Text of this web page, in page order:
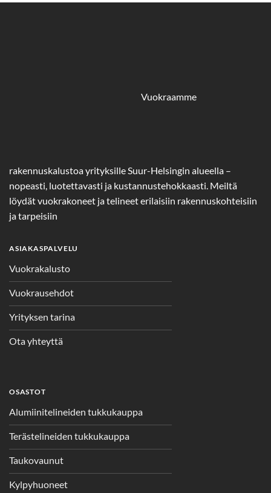
Vuokraamme
rakennuskalustoa yrityksille Suur-Helsingin alueella –
nopeasti, luotettavasti ja kustannustehokkaasti. Meiltä
löydät vuokrakoneet ja telineet erilaisiin rakennuskohteisiin
ja tarpeisiin
ASIAKASPALVELU
Vuokrakalusto
Vuokrausehdot
Yrityksen tarina
Ota yhteyttä
OSASTOT
Alumiinitelineiden tukkukauppa
Terästelineiden tukkukauppa
Taukovaunut
Kylpyhuoneet